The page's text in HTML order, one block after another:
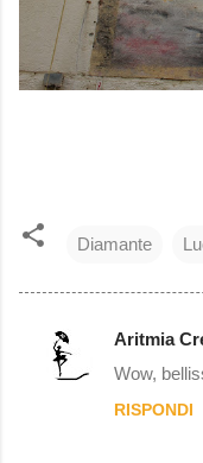
Diamante
C
Aritmia
Wow,
RISPONDI